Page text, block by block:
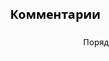
Комментарии